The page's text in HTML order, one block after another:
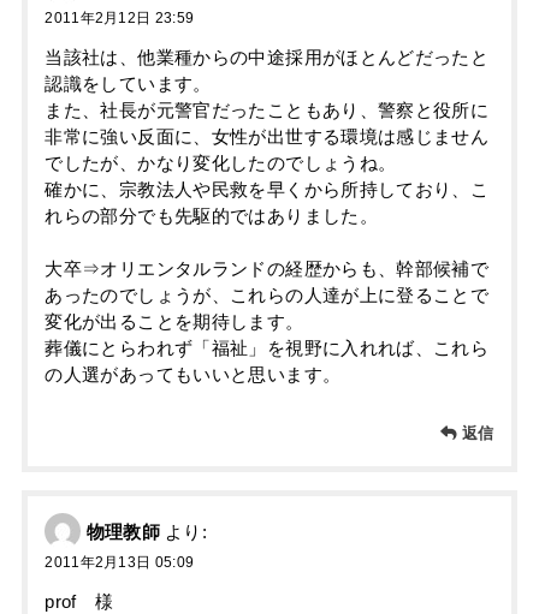
2011年2月12日 23:59
当該社は、他業種からの中途採用がほとんどだったと
認識をしています。
また、社長が元警官だったこともあり、警察と役所に
非常に強い反面に、女性が出世する環境は感じません
でしたが、かなり変化したのでしょうね。
確かに、宗教法人や民救を早くから所持しており、こ
れらの部分でも先駆的ではありました。
大卒⇒オリエンタルランドの経歴からも、幹部候補で
あったのでしょうが、これらの人達が上に登ることで
変化が出ることを期待します。
葬儀にとらわれず「福祉」を視野に入れれば、これら
の人選があってもいいと思います。
返信
物理教師 より:
2011年2月13日 05:09
prof 様